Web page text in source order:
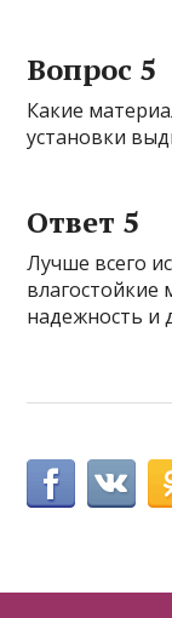
Вопрос 5
Какие
установки
Ответ 5
Лучше всего
влагостойкие
надежность и